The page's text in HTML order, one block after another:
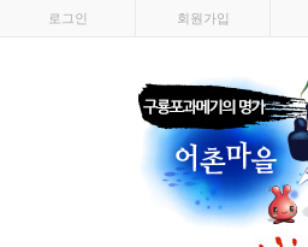
로그인 회원가입